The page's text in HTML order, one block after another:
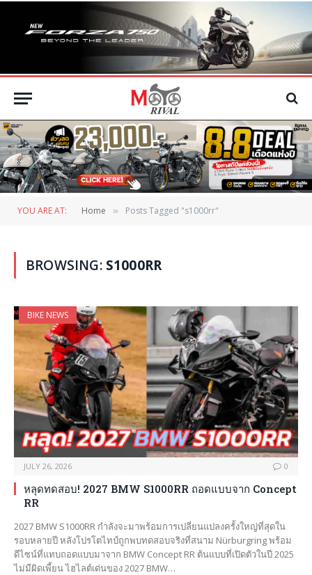
YOU ARE AT: Home » Posts Tagged "s1000rr"
BROWSING: S1000RR
BIKE NEWS
JULY 26, 2026 0
หลุดทดสอบ! 2027 BMW S1000RR ถอดแบบจาก Concept
RR
2027 BMW S1000RR กำลังจะมาพร้อมการเปลี่ยนแปลงครั้งใหญ่ที่สุดใน
รอบหลายปี หลังโปรโตไทป์ถูกพบทดสอบจริงที่สนาม Nürburgring พร้อม
ดีไซน์ที่แทบถอดแบบมาจาก BMW Concept RR ต้นแบบที่เปิดตัวในปี 2025
ไม่มีผิดเพี้ยน ไฮไลต์เด่นของ 2027 BMW…